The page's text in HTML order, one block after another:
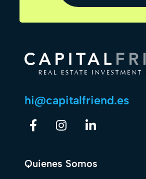
hi@capitalfriend.es
Quienes Somos